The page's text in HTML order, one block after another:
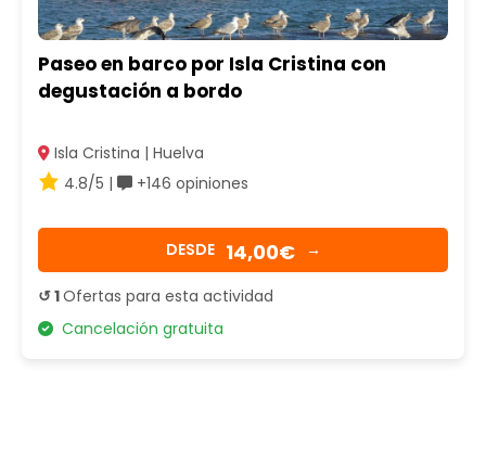
Paseo en barco por Isla Cristina con
degustación a bordo
Isla Cristina | Huelva
4.8/5 |
+146 opiniones
DESDE 14,00€ →
↺ 1Ofertas para esta actividad
Cancelación gratuita